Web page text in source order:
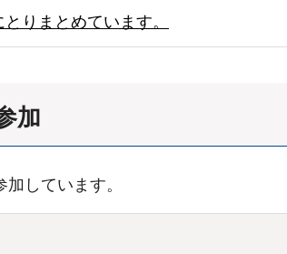
りまとめています。
加
しています。